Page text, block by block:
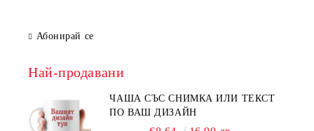
Абонирай се
Най-продавани
ЧАША СЪС СНИМКА ИЛИ ТЕКСТ
ПО ВАШ ДИЗАЙН